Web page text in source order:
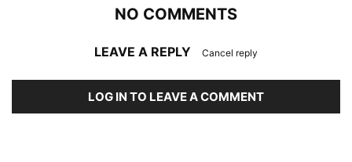
NO COMMENTS
LEAVE A REPLY Cancel reply
LOG IN TO LEAVE A COMMENT